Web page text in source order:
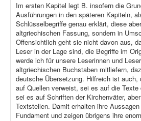
Im ersten Kapitel legt B. insofern die
Ausführungen in den späteren Kapiteln,
Schlüsselbegriffe genau erklärt, diese
altgriechischen Fassung, sondern in
Offensichtlich geht sie nicht davon aus,
Leser in der Lage sind, die Begriffe im
werde ich für unsere Leserinnen und
altgriechischen Buchstaben mitliefern,
deutsche Übersetzung. Hilfreich ist
auf Quellen verweist, sei es auf die
sei es auf Schriften der Kirchenväter,
Textstellen. Damit erhalten ihre
Fundament und zeigen übrigens ihre